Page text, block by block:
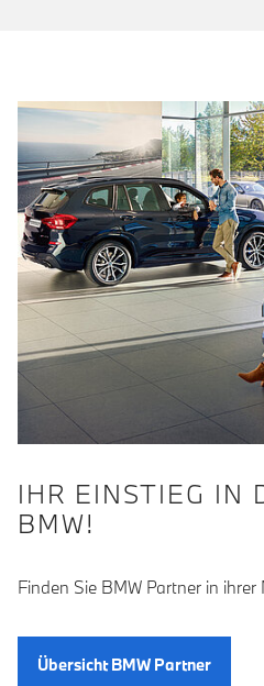
IHR EINSTIEG IN
BMW!
Finden Sie BMW Partner in ihrer
Übersicht BMW Partner